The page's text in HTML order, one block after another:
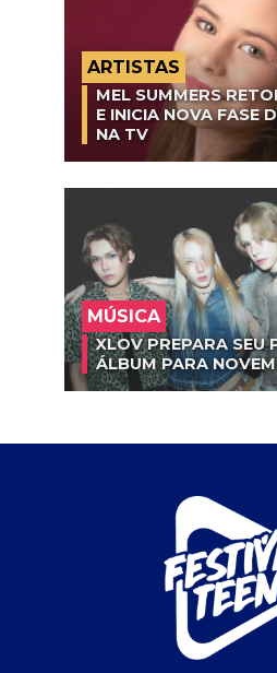
ARTISTAS
MEL SUMMERS
E INICIA NOVA FASE
NA TV
MÚSICA
XLOV PREPARA SEU
ÁLBUM PARA